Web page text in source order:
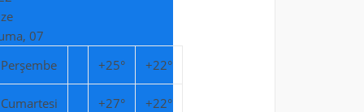
07
Perşembe
+25° +22°
Cumartesi +27° +22°